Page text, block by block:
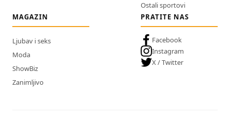
Ostali sportovi
MAGAZIN
Ljubav i seks
Moda
ShowBiz
Zanimljivo
PRATITE NAS
Facebook
Instagram
X / Twitter